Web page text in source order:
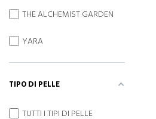
THE ALCHEMIST GARDEN
YARA
TIPO DI PELLE
TUTTI I TIPI DI PELLE